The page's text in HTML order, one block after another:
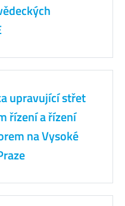
upravující střet
řízení a řízení
na Vysoké